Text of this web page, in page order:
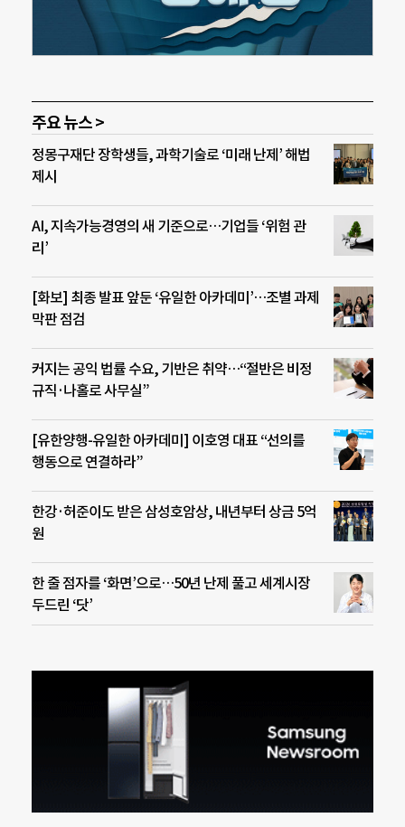
주요 뉴스 >
정몽구재단 장학생들, 과학기술로 ‘미래 난제’ 해법
제시
AI, 지속가능경영의 새 기준으로…기업들 ‘위험 관
리’
[화보] 최종 발표 앞둔 ‘유일한 아카데미’…조별 과제
막판 점검
커지는 공익 법률 수요, 기반은 취약…“절반은 비정
규직·나홀로 사무실”
[유한양행-유일한 아카데미] 이호영 대표 “선의를
행동으로 연결하라”
한강·허준이도 받은 삼성호암상, 내년부터 상금 5억
원
한 줄 점자를 ‘화면’으로…50년 난제 풀고 세계시장
두드린 ‘닷’